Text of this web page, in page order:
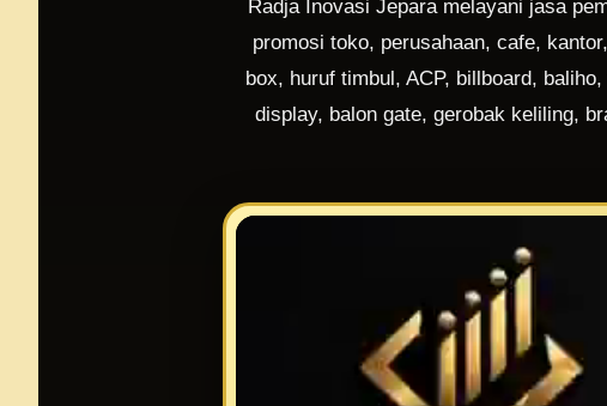
Radja Inovasi Jepara melayani jasa
promosi toko, perusahaan, cafe,
box, huruf timbul, ACP, billboard,
display, balon gate, gerobak keliling,